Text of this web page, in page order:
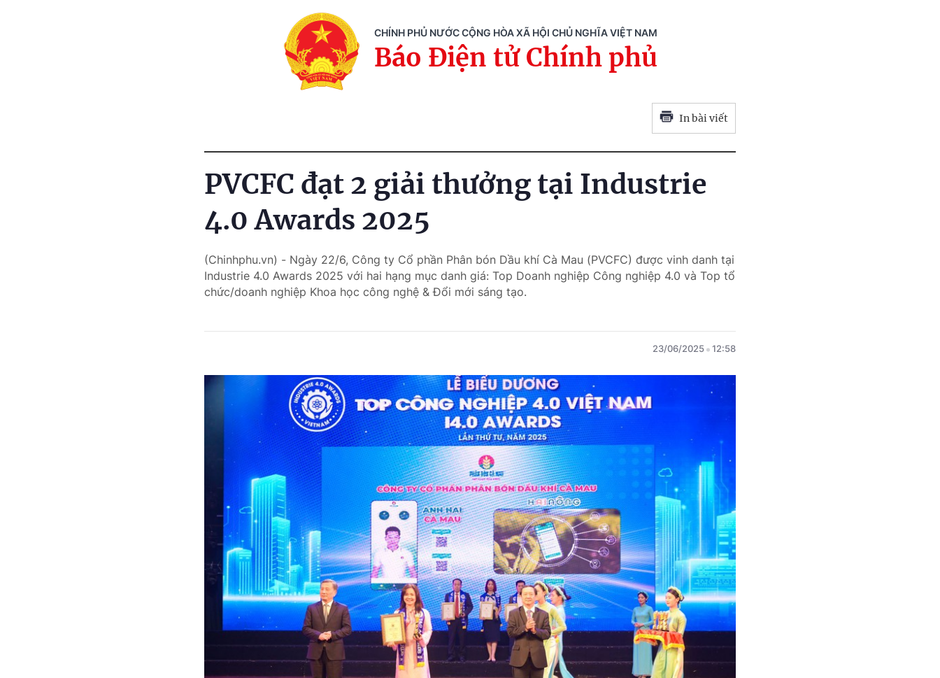
CHÍNH PHỦ NƯỚC CỘNG HÒA XÃ HỘI CHỦ NGHĨA VIỆT NAM
Báo Điện tử Chính phủ
In bài viết
PVCFC đạt 2 giải thưởng tại Industrie
4.0 Awards 2025
(Chinhphu.vn) - Ngày 22/6, Công ty Cổ phần Phân bón Dầu khí Cà Mau (PVCFC) được vinh danh tại
Industrie 4.0 Awards 2025 với hai hạng mục danh giá: Top Doanh nghiệp Công nghiệp 4.0 và Top tổ
chức/doanh nghiệp Khoa học công nghệ & Đổi mới sáng tạo.
23/06/2025 12:58